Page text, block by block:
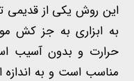
این روش یکی از قدیمی
به ابزاری به جز کش
حرارت و بدون آسیب
مناسب است و به اندازه